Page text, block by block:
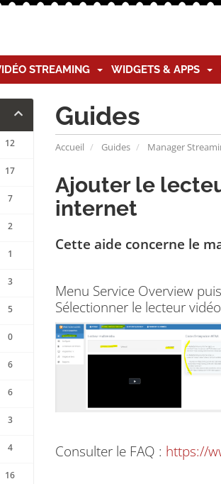
STREAMING WIDGETS & APPS
Guides
Accueil Guides Manager
12
17
7
2
1
3
5
0
6
6
3
4
16
Ajouter le
internet
Cette aide concerne le
Menu Service Overview
Sélectionner le lecteur
Consulter le FAQ : https://